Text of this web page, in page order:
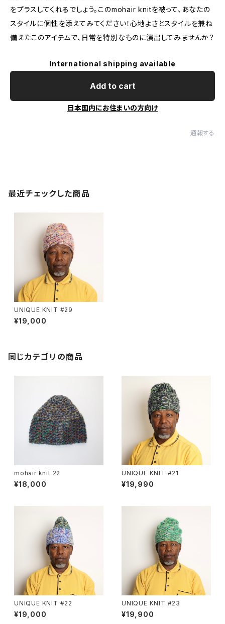
をプラスしてくれるでしょう。このmohair knitを被って、あなたの
スタイルに個性を添えてみてください！心地よさとスタイルを兼ね
備えたこのアイテムで、日常を特別なものに演出してみませんか？
International shipping available
Add to cart
日本国内にお住まいの方向け
通報する
最近チェックした商品
UNIQUE KNIT #29
¥19,000
同じカテゴリの商品
mohair knit 22
¥18,000
UNIQUE KNIT #21
¥19,990
UNIQUE KNIT #22
¥19,000
UNIQUE KNIT #23
¥19,900